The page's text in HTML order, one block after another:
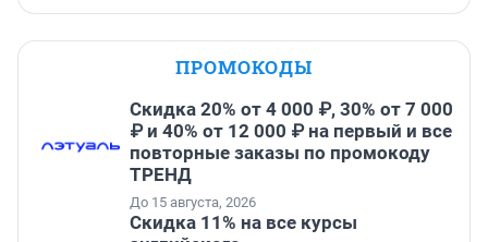
ПРОМОКОДЫ
Скидка 20% от 4 000 ₽, 30% от 7 000
₽ и 40% от 12 000 ₽ на первый и все
повторные заказы по промокоду
ТРЕНД
До 15 августа, 2026
Скидка 11% на все курсы